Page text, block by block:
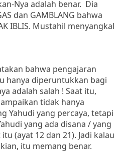
Nya adalah benar. Dia
dan GAMBLANG bahwa
IBLIS. Mustahil menyangkal
bahwa pengajaran
hanya diperuntukkan bagi
adalah salah ! Saat itu,
tidak hanya
Yahudi yang percaya, tetapi
yang ada disana / yang
(ayat 12 dan 21). Jadi kalau
itu memang benar.